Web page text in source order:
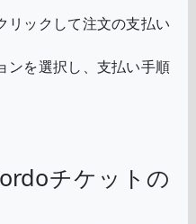
リックして注文の支払い
ンを選択し、支払い手順
チケットの